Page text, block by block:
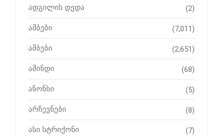
ადგილის დედა (2)
ამბები (7,011)
ამბები (2,651)
ამინდი (68)
ანონსი (5)
არჩევნები (8)
ასი სტრიქონი (7)